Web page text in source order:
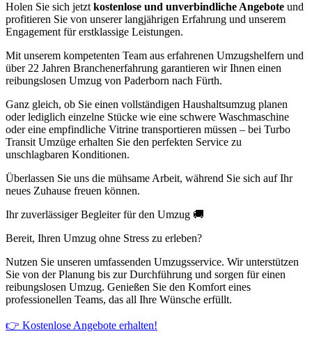
Holen Sie sich jetzt kostenlose und unverbindliche Angebote und
profitieren Sie von unserer langjährigen Erfahrung und unserem
Engagement für erstklassige Leistungen.
Mit unserem kompetenten Team aus erfahrenen Umzugshelfern und
über 22 Jahren Branchenerfahrung garantieren wir Ihnen einen
reibungslosen Umzug von Paderborn nach Fürth.
Ganz gleich, ob Sie einen vollständigen Haushaltsumzug planen
oder lediglich einzelne Stücke wie eine schwere Waschmaschine
oder eine empfindliche Vitrine transportieren müssen – bei Turbo
Transit Umzüge erhalten Sie den perfekten Service zu
unschlagbaren Konditionen.
Überlassen Sie uns die mühsame Arbeit, während Sie sich auf Ihr
neues Zuhause freuen können.
Ihr zuverlässiger Begleiter für den Umzug 🚚
Bereit, Ihren Umzug ohne Stress zu erleben?
Nutzen Sie unseren umfassenden Umzugsservice. Wir unterstützen
Sie von der Planung bis zur Durchführung und sorgen für einen
reibungslosen Umzug. Genießen Sie den Komfort eines
professionellen Teams, das all Ihre Wünsche erfüllt.
👉 Kostenlose Angebote erhalten!